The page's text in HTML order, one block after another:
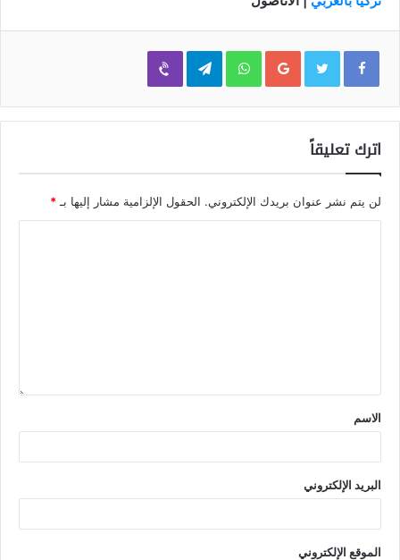
Google+
WhatsApp
Telegram
Viber
اترك تعليقاً
لن يتم نشر عنوان بريدك الإلكتروني. الحقول الإلزامية مشار إليها بـ *
الاسم
البريد الإلكتروني
الموقع الإلكتروني